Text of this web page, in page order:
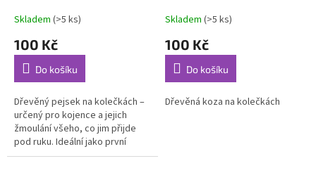
Skladem (>5 ks)
100 Kč
Do košíku
Dřevěný pejsek na kolečkách –
určený pro kojence a jejich
žmoulání všeho, co jim přijde
pod ruku. Ideální jako první
hračka.
Skladem (>5 ks)
100 Kč
Do košíku
Dřevěná koza na kolečkách